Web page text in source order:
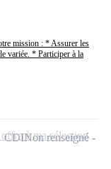
mission : * Assurer les
variée. * Participer à la
CDINon renseigné
à ma sélection